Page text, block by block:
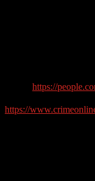
https://
https://